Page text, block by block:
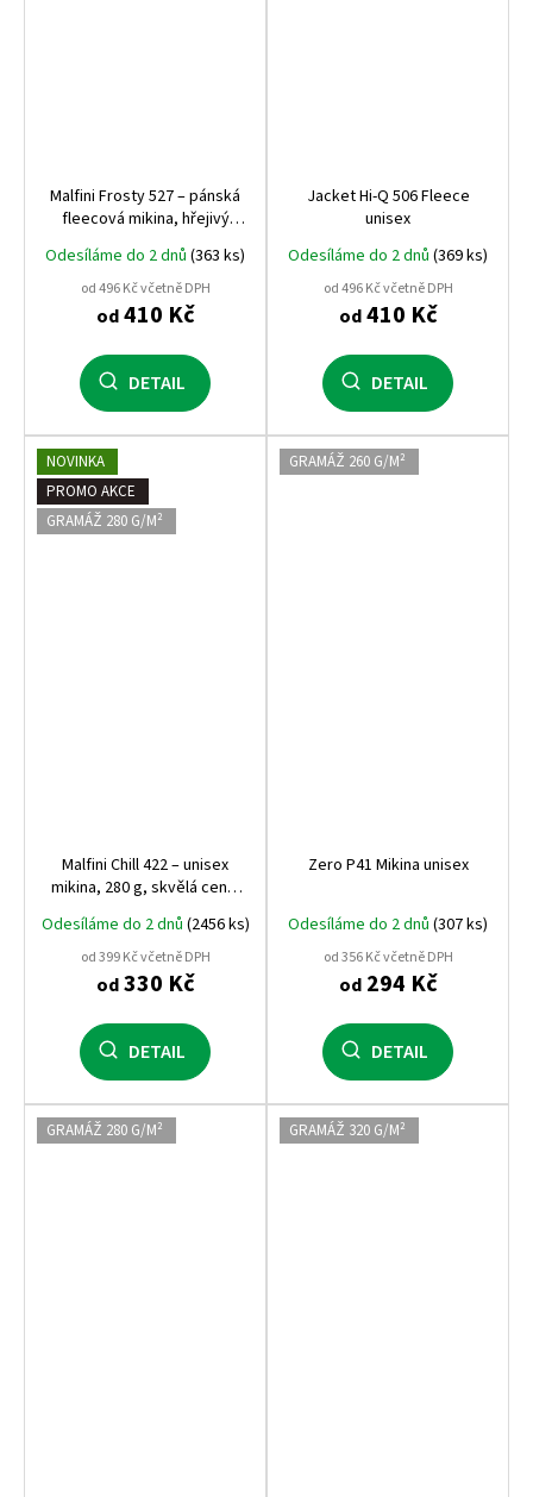
Malfini Frosty 527 – pánská
fleecová mikina, hřejivý
odolná, ideální pro firemní
textil
Odesíláme do 2 dnů (363 ks)
od 496 Kč včetně DPH
od410 Kč
DETAIL
Jacket Hi-Q 506 Fleece
unisex
Odesíláme do 2 dnů (369 ks)
od 496 Kč včetně DPH
od410 Kč
DETAIL
NOVINKA
PROMO AKCE
GRAMÁŽ 280 G/M²
Malfini Chill 422 – unisex
mikina, 280 g, skvělá cena,
kvalitní zpracování, ideální
na volnočasové nošení i
maturitní potisk
Odesíláme do 2 dnů (2456 ks)
od 399 Kč včetně DPH
od330 Kč
DETAIL
GRAMÁŽ 260 G/M²
Zero P41 Mikina unisex
Odesíláme do 2 dnů (307 ks)
od 356 Kč včetně DPH
od294 Kč
DETAIL
GRAMÁŽ 280 G/M² GRAMÁŽ 320 G/M²